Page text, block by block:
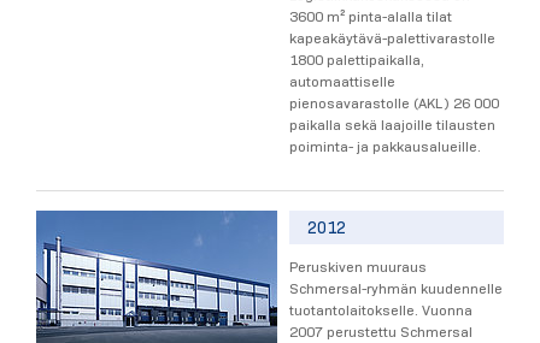
3600 m² pinta-alalla tilat
kapeakäytävä-palettivarastolle
1800 palettipaikalla,
automaattiselle
pienosavarastolle (AKL) 26 000
paikalla sekä laajoille tilausten
poiminta- ja pakkausalueille.
2012
Peruskiven muuraus
Schmersal-ryhmän kuudennelle
tuotantolaitokselle. Vuonna
2007 perustettu Schmersal